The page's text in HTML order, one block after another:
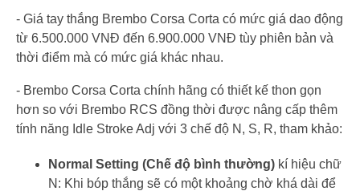
- Giá tay thắng Brembo Corsa Corta có mức giá dao động
từ 6.500.000 VNĐ đến 6.900.000 VNĐ tùy phiên bản và
thời điểm mà có mức giá khác nhau.
- Brembo Corsa Corta chính hãng có thiết kế thon gọn
hơn so với Brembo RCS đồng thời được nâng cấp thêm
tính năng Idle Stroke Adj với 3 chế độ N, S, R, tham khảo:
Normal Setting (Chế độ bình thường) kí hiệu chữ
N: Khi bóp thắng sẽ có một khoảng chờ khá dài để